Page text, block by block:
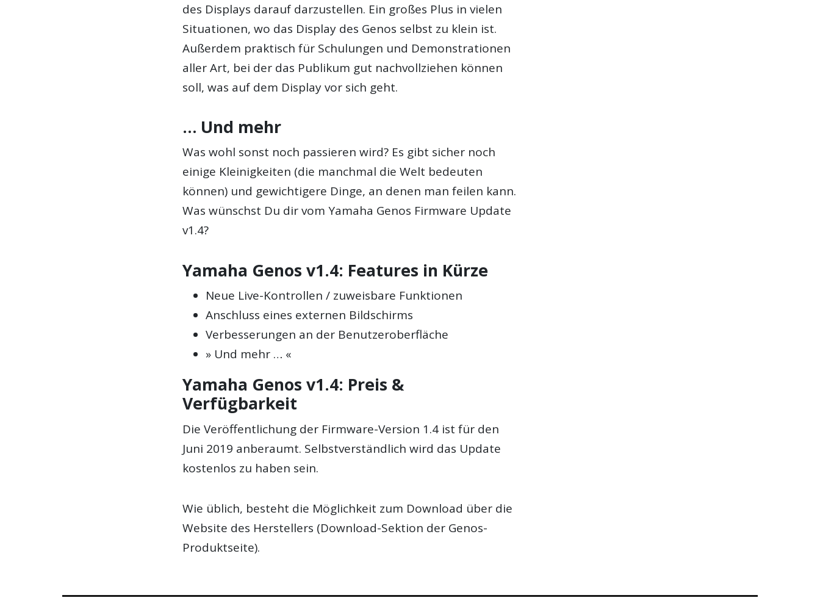
des Displays darauf darzustellen. Ein großes Plus in vielen
Situationen, wo das Display des Genos selbst zu klein ist.
Außerdem praktisch für Schulungen und Demonstrationen
aller Art, bei der das Publikum gut nachvollziehen können
soll, was auf dem Display vor sich geht.
… Und mehr
Was wohl sonst noch passieren wird? Es gibt sicher noch
einige Kleinigkeiten (die manchmal die Welt bedeuten
können) und gewichtigere Dinge, an denen man feilen kann.
Was wünschst Du dir vom Yamaha Genos Firmware Update
v1.4?
Yamaha Genos v1.4: Features in Kürze
Neue Live-Kontrollen / zuweisbare Funktionen
Anschluss eines externen Bildschirms
Verbesserungen an der Benutzeroberfläche
» Und mehr … «
Yamaha Genos v1.4: Preis &
Verfügbarkeit
Die Veröffentlichung der Firmware-Version 1.4 ist für den
Juni 2019 anberaumt. Selbstverständlich wird das Update
kostenlos zu haben sein.
Wie üblich, besteht die Möglichkeit zum Download über die
Website des Herstellers (Download-Sektion der Genos-
Produktseite).